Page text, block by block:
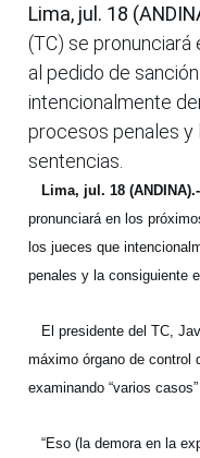
Lima, jul. 18
(TC) se
al pedido de
intencionalmente
procesos penales y
sentencias.
Lima, jul. 18 (ANDINA).-
pronunciará en los
los jueces que
penales y la consiguiente
El presidente del TC,
máximo órgano de control
examinando “varios
“Eso (la demora en la